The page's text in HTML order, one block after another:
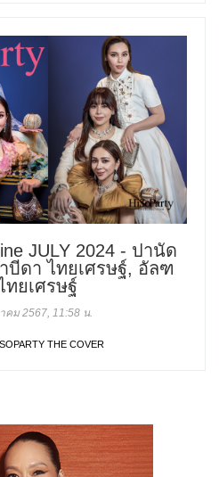
JULY 2024 - ปานัด
บีดา ไทยเศรษฐ์, อัลฑ
ทยเศรษฐ์
คม 2567, 11:58 น.
THE COVER